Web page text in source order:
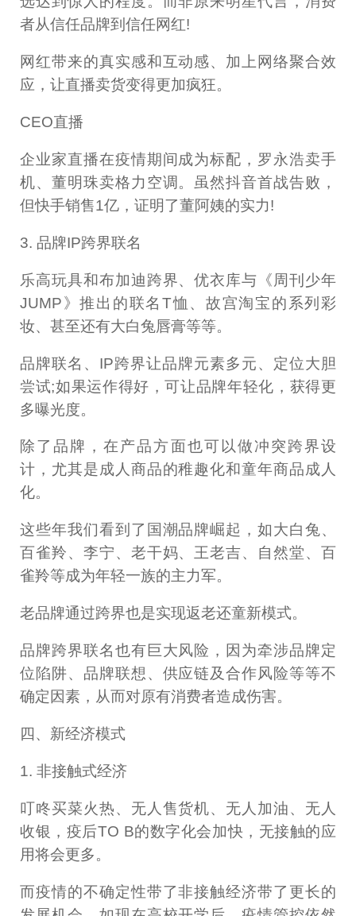
者从信任品牌到信任网红!
网红带来的真实感和互动感、加上网络聚合效
应，让直播卖货变得更加疯狂。
CEO直播
企业家直播在疫情期间成为标配，罗永浩卖手
机、董明珠卖格力空调。虽然抖音首战告败，
但快手销售1亿，证明了董阿姨的实力!
3. 品牌IP跨界联名
乐高玩具和布加迪跨界、优衣库与《周刊少年
JUMP》推出的联名T恤、故宫淘宝的系列彩
妆、甚至还有大白兔唇膏等等。
品牌联名、IP跨界让品牌元素多元、定位大胆
尝试;如果运作得好，可让品牌年轻化，获得更
多曝光度。
除了品牌，在产品方面也可以做冲突跨界设
计，尤其是成人商品的稚趣化和童年商品成人
化。
这些年我们看到了国潮品牌崛起，如大白兔、
百雀羚、李宁、老干妈、王老吉、自然堂、百
雀羚等成为年轻一族的主力军。
老品牌通过跨界也是实现返老还童新模式。
品牌跨界联名也有巨大风险，因为牵涉品牌定
位陷阱、品牌联想、供应链及合作风险等等不
确定因素，从而对原有消费者造成伤害。
四、新经济模式
1. 非接触式经济
叮咚买菜火热、无人售货机、无人加油、无人
收银，疫后TO B的数字化会加快，无接触的应
用将会更多。
而疫情的不确定性带了非接触经济带了更长的